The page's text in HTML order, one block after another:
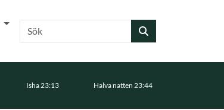
Sök
Isha 23:13 Halva natten 23:44